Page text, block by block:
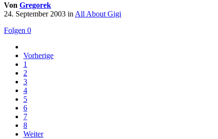
Von Gregorek
24. September 2003 inAll About Gigi
Folgen 0
Vorherige
1
2
3
4
5
6
7
8
Weiter